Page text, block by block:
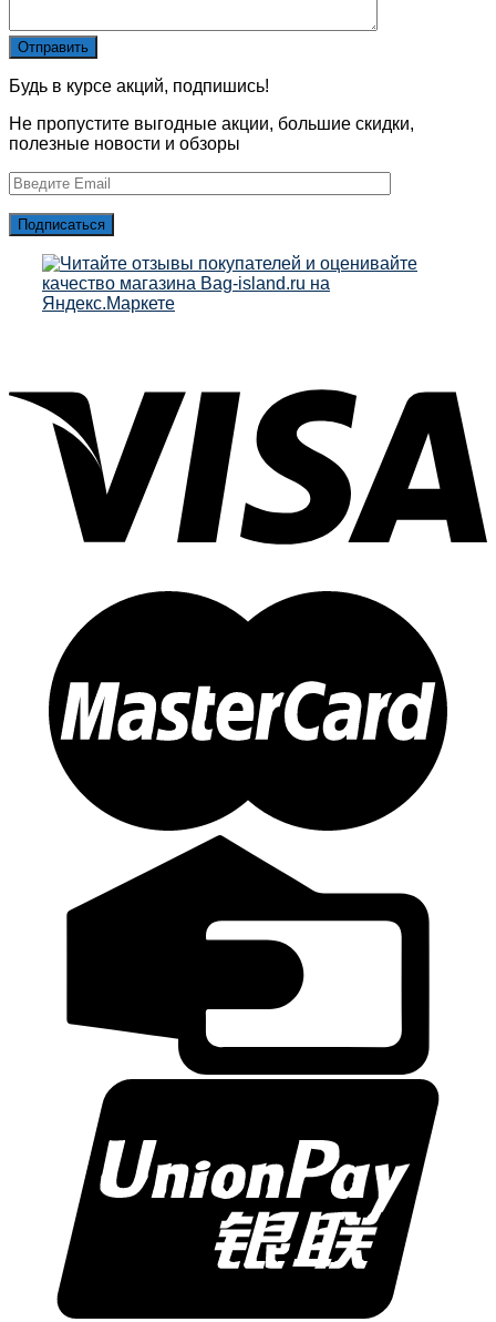
Будь в курсе акций, подпишись!
Не пропустите выгодные акции, большие скидки,
полезные новости и обзоры